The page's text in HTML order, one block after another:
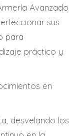
Avanzado.
sus
para
práctico y
en
desvelando los